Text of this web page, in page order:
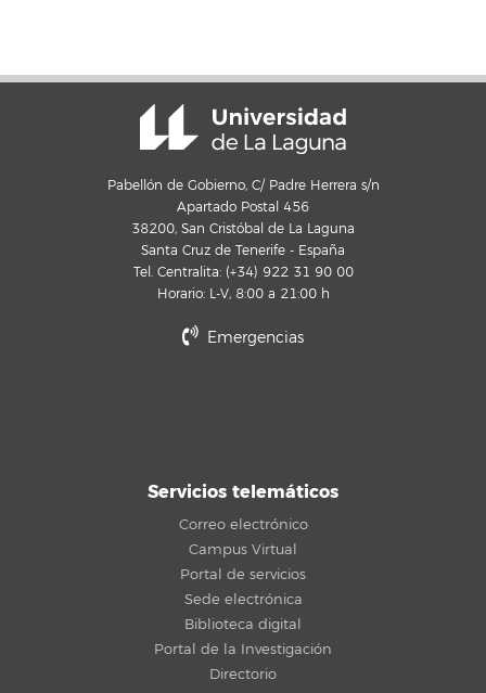
Pabellón de Gobierno, C/ Padre Herrera s/n
Apartado Postal 456
38200, San Cristóbal de La Laguna
Santa Cruz de Tenerife - España
Tel. Centralita: (+34) 922 31 90 00
Horario: L-V, 8:00 a 21:00 h
Emergencias
Servicios telemáticos
Correo electrónico
Campus Virtual
Portal de servicios
Sede electrónica
Biblioteca digital
Portal de la Investigación
Directorio